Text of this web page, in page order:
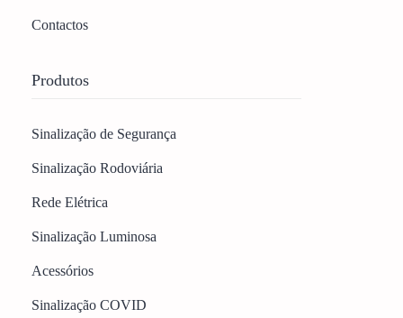
Contactos
Produtos
Sinalização de Segurança
Sinalização Rodoviária
Rede Elétrica
Sinalização Luminosa
Acessórios
Sinalização COVID